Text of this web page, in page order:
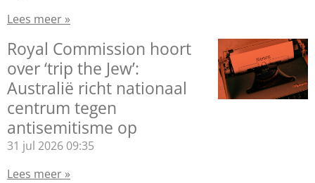
Lees meer »
Royal Commission hoort
over ‘trip the Jew’:
Australië richt nationaal
centrum tegen
antisemitisme op
31 jul 2026 09:35
Lees meer »